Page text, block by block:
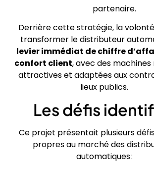
partenaire.
Derrière cette stratégie, la
transformer le distributeur
levier immédiat de chiffre
confort client, avec des machines
attractives et adaptées aux
lieux publics.
Les défis
Ce projet présentait plusieurs
propres au marché des
automatiques :